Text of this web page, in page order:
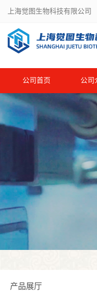
上海觉图生物科技有限公司
公司首页 公司
产品展厅